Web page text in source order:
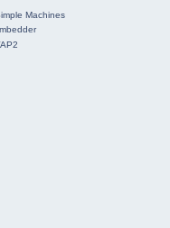
Machines